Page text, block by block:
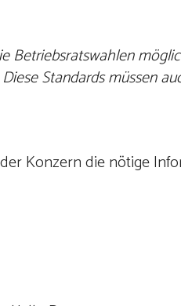
Betriebsratswahlen
Standards müssen
Konzern die nötige